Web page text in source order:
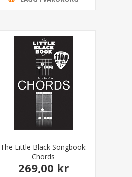
The Little Black Songbook:
Chords
269,00 kr